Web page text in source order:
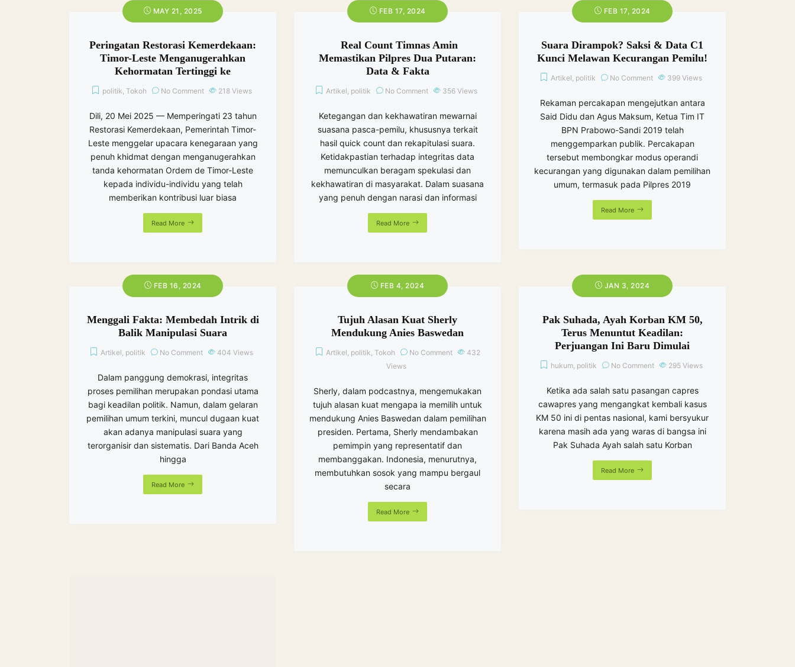
MAY 21, 2025
Peringatan Restorasi Kemerdekaan:
Timor-Leste Menganugerahkan
Kehormatan Tertinggi ke
politik Tokoh No Comment 218 Views
Dili, 20 Mei 2025 — Memperingati 23 tahun
Restorasi Kemerdekaan, Pemerintah Timor-
Leste menggelar upacara kenegaraan yang
penuh khidmat dengan menganugerahkan
tanda kehormatan Ordem de Timor-Leste
kepada individu-individu yang telah
memberikan kontribusi luar biasa
Read More
FEB 17, 2024
Real Count Timnas Amin
Memastikan Pilpres Dua Putaran:
Data & Fakta
Artikel politik No Comment 356 Views
Ketegangan dan kekhawatiran mewarnai
suasana pasca-pemilu, khususnya terkait
hasil quick count dan rekapitulasi suara.
Ketidakpastian terhadap integritas data
memunculkan beragam spekulasi dan
kekhawatiran di masyarakat. Dalam suasana
yang penuh dengan narasi dan informasi
Read More
FEB 17, 2024
Suara Dirampok? Saksi & Data C1
Kunci Melawan Kecurangan Pemilu!
Artikel politik No Comment 399 Views
Rekaman percakapan mengejutkan antara
Said Didu dan Agus Maksum, Ketua Tim IT
BPN Prabowo-Sandi 2019 telah
menggemparkan publik. Percakapan
tersebut membongkar modus operandi
kecurangan yang digunakan dalam pemilihan
umum, termasuk pada Pilpres 2019
Read More
FEB 16, 2024
Menggali Fakta: Membedah Intrik di
Balik Manipulasi Suara
Artikel politik No Comment 404 Views
Dalam panggung demokrasi, integritas
proses pemilihan merupakan pondasi utama
bagi keadilan politik. Namun, dalam gelaran
pemilihan umum terkini, muncul dugaan kuat
akan adanya manipulasi suara yang
terorganisir dan sistematis. Dari Banda Aceh
hingga
Read More
FEB 4, 2024
Tujuh Alasan Kuat Sherly
Mendukung Anies Baswedan
Artikel politik Tokoh No Comment
432
Views
Sherly, dalam podcastnya, mengemukakan
tujuh alasan kuat mengapa ia memilih untuk
mendukung Anies Baswedan dalam pemilihan
presiden. Pertama, Sherly mendambakan
pemimpin yang representatif dan
membanggakan. Indonesia, menurutnya,
membutuhkan sosok yang mampu bergaul
secara
Read More
JAN 3, 2024
Pak Suhada, Ayah Korban KM 50,
Terus Menuntut Keadilan:
Perjuangan Ini Baru Dimulai
hukum, politik No Comment 295 Views
Ketika ada salah satu pasangan capres
cawapres yang mengangkat kembali kasus
KM 50 ini di pentas nasional, kami bersyukur
karena masih ada yang waras di bangsa ini
Pak Suhada Ayah salah satu Korban
Read More